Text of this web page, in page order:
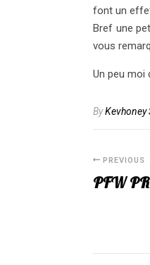
font un
Bref une
vous
Un peu moi
ByKevhoney
PREVIOUS
PFW